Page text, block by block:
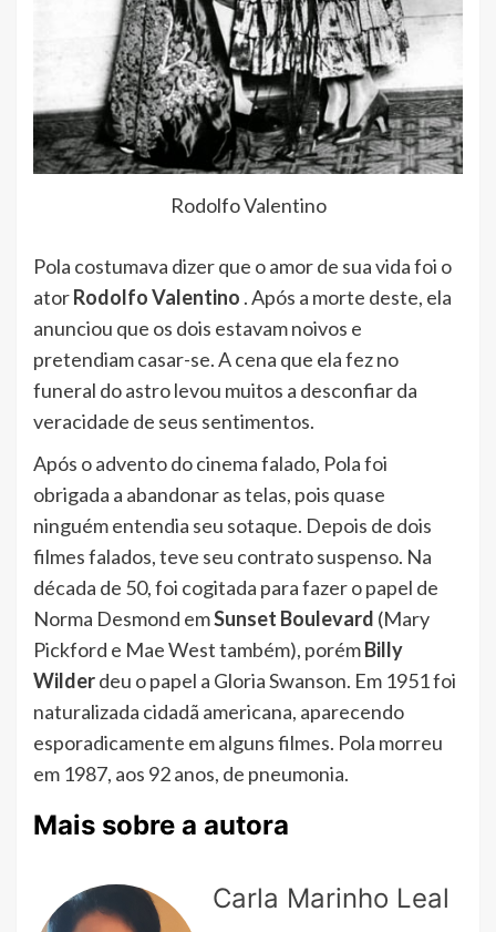
Rodolfo Valentino
Pola costumava dizer que o amor de sua vida foi o
atorRodolfo Valentino . Após a morte deste, ela
anunciou que os dois estavam noivos e
pretendiam casar-se. A cena que ela fez no
funeral do astro levou muitos a desconfiar da
veracidade de seus sentimentos.
Após o advento do cinema falado, Pola foi
obrigada a abandonar as telas, pois quase
ninguém entendia seu sotaque. Depois de dois
filmes falados, teve seu contrato suspenso. Na
década de 50, foi cogitada para fazer o papel de
Norma Desmond emSunset Boulevard (Mary
Pickford e Mae West também), porémBilly
Wilderdeu o papel a Gloria Swanson. Em 1951 foi
naturalizada cidadã americana, aparecendo
esporadicamente em alguns filmes. Pola morreu
em 1987, aos 92 anos, de pneumonia.
Mais sobre a autora
Carla Marinho Leal